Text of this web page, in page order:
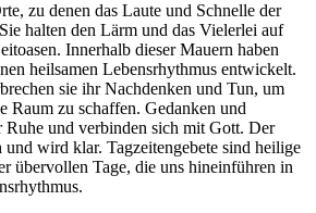
zu denen das Laute und Schnelle der
halten den Lärm und das Vielerlei auf
Innerhalb dieser Mauern haben
heilsamen Lebensrhythmus entwickelt.
sie ihr Nachdenken und Tun, um
Raum zu schaffen. Gedanken und
Ruhe und verbinden sich mit Gott. Der
wird klar. Tagzeitengebete sind heilige
übervollen Tage, die uns hineinführen in